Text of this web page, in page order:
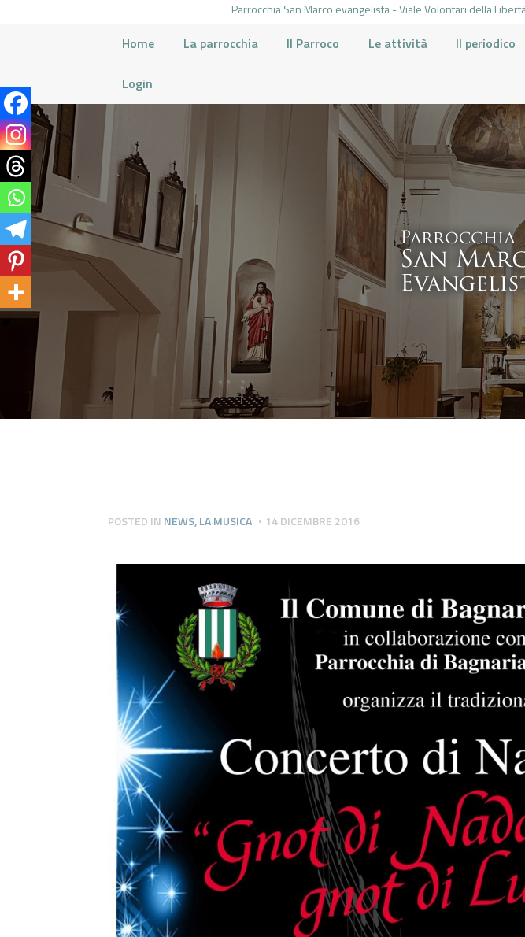
Parrocchia San Marco evangelista - Viale Volontari della
Home La parrocchia Il Parroco Le attività Il periodico
Login
HOME
LA
IL PARROCO
LE ATTIVITÀ
IL PERIODICO
PIERABECH
FOTO E VIDEO
CONTATTI
POSTED IN NEWS,LA MUSICA 14 DICEMBRE 2016